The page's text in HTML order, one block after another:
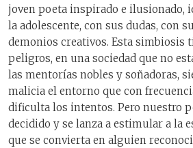
joven poeta inspirado e ilusionado,
la adolescente, con sus dudas, con
demonios creativos. Esta simbiosis
peligros, en una sociedad que no
las mentorías nobles y soñadoras,
malicia el entorno que con
dificulta los intentos. Pero nuestro
decidido y se lanza a estimular a la
que se convierta en alguien